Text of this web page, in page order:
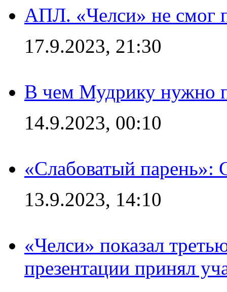
АПЛ. «Челси» не смог
17.9.2023, 21:30
В чем Мудрику нужно
14.9.2023, 00:10
«Слабоватый парень»:
13.9.2023, 14:10
«Челси» показал
презентации принял